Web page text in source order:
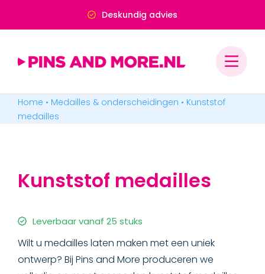
Deskundig advies
Home • Medailles & onderscheidingen • Kunststof
medailles
Kunststof medailles
Leverbaar vanaf 25 stuks
Wilt u medailles laten maken met een uniek
ontwerp? Bij Pins and More produceren we
PINS & SPELDJES
MEDAILLES
Printing medailles